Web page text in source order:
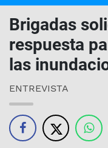
Brigadas
respuesta
las
ENTREVISTA